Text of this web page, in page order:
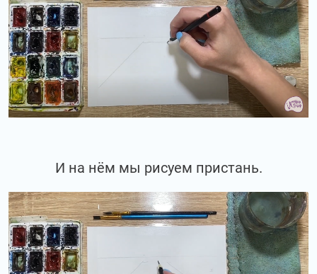
И на нём мы рисуем пристань.